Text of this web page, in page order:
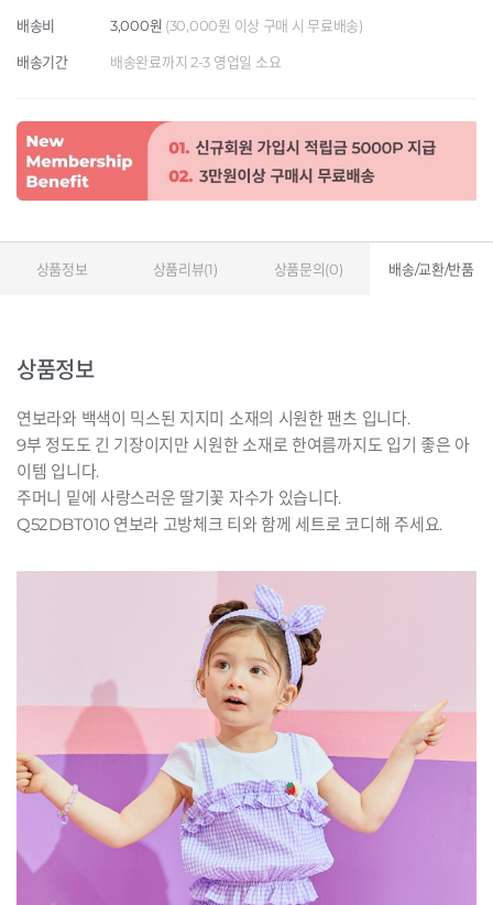
배송비 3,000원 (30,000원 이상 구매 시 무료배송)
배송기간 배송완료까지 2-3 영업일 소요
상품정보 상품리뷰(1) 상품문의(0) 배송/교환/반품
상품정보
연보라와 백색이 믹스된 지지미 소재의 시원한 팬츠 입니다.
9부 정도도 긴 기장이지만 시원한 소재로 한여름까지도 입기 좋은 아
이템 입니다.
주머니 밑에 사랑스러운 딸기꽃 자수가 있습니다.
Q52DBT010 연보라 고방체크 티와 함께 세트로 코디해 주세요.